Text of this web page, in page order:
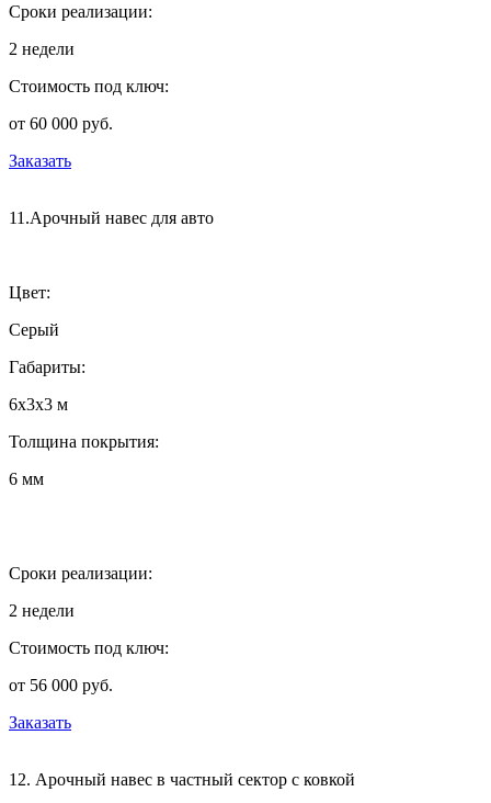
Сроки реализации:
2 недели
Стоимость под ключ:
от 60 000 руб.
Заказать
11.Арочный навес для авто
Цвет:
Серый
Габариты:
6х3х3 м
Толщина покрытия:
6 мм
Сроки реализации:
2 недели
Стоимость под ключ:
от 56 000 руб.
Заказать
12. Арочный навес в частный сектор с ковкой